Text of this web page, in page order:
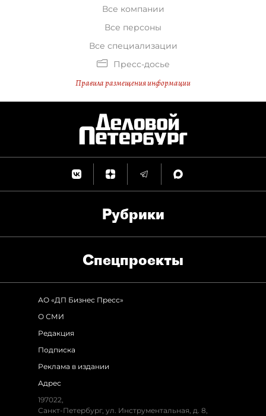
Все компании
Все персоны
Все специализации
Пресс-досье
Правила размещения информации
Рубрики
Спец­проекты
АО «ДП Бизнес Пресс»
О СМИ
Редакция
Подписка
Реклама в издании
Адрес
197022,
Санкт-Петербург, ул. Инструментальная, д. 8,